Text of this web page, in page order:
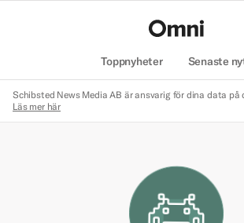
Toppnyheter Senaste
Schibsted News Media AB är ansvarig för dina data på
Läs mer här